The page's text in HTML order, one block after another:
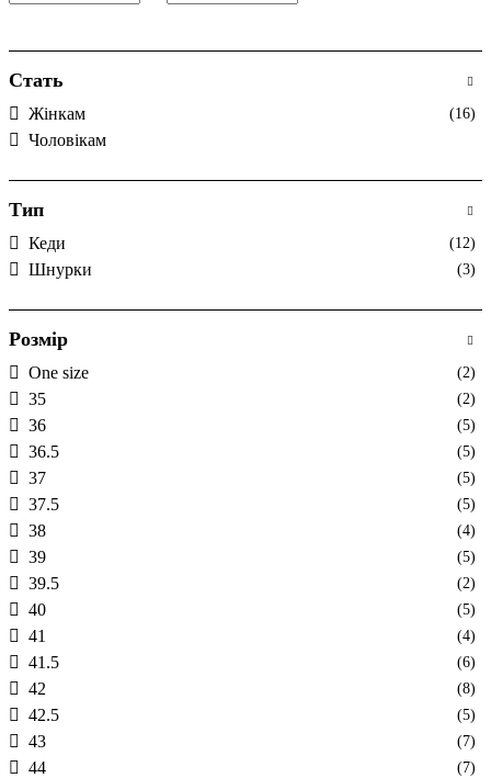
Стать
Жінкам (16)
Чоловікам
Тип
Кеди (12)
Шнурки (3)
Розмір
One size (2)
35 (2)
36 (5)
36.5 (5)
37 (5)
37.5 (5)
38 (4)
39 (5)
39.5 (2)
40 (5)
41 (4)
41.5 (6)
42 (8)
42.5 (5)
43 (7)
44 (7)